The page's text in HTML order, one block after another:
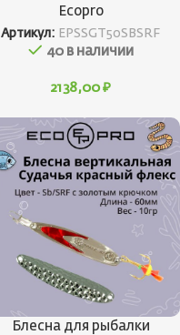
Ecopro
Артикул: EPSSGT50SBSRF
40 в наличии
2138,00 ₽
Блесна для рыбалки